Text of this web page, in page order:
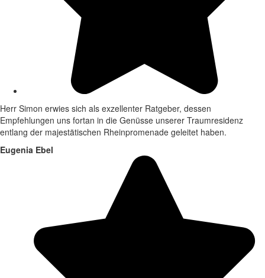
Herr Simon erwies sich als exzellenter Ratgeber, dessen
Empfehlungen uns fortan in die Genüsse unserer Traumresidenz
entlang der majestätischen Rheinpromenade geleitet haben.
Eugenia Ebel